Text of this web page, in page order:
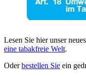
Lesen Sie hier unser
eine tabakfreie Welt.
Oderbestellen Sie ein